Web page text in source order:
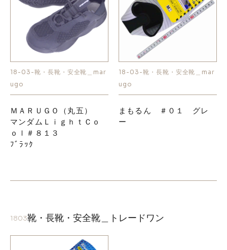
18-03-靴・長靴・安全靴＿mar
ugo
ＭＡＲＵＧＯ（丸五）
マンダムＬｉｇｈｔＣｏ
ｏｌ＃８１３
ﾌﾞﾗｯｸ
18-03-靴・長靴・安全靴＿mar
ugo
まもるん ＃０１ グレ
ー
1803靴・長靴・安全靴＿トレードワン